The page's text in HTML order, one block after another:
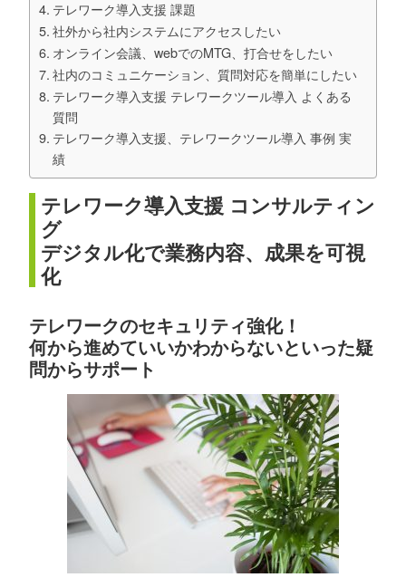
テレワーク導入支援 課題
社外から社内システムにアクセスしたい
オンライン会議、webでのMTG、打合せをしたい
社内のコミュニケーション、質問対応を簡単にしたい
テレワーク導入支援 テレワークツール導入 よくある
質問
テレワーク導入支援、テレワークツール導入 事例 実
績
テレワーク導入支援 コンサルティン
グ
デジタル化で業務内容、成果を可視
化
テレワークのセキュリティ強化！
何から進めていいかわからないといった疑
問からサポート